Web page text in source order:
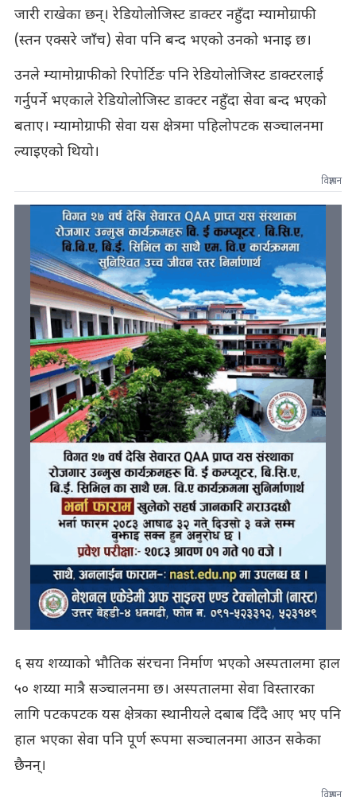
जारी राखेका छन्। रेडियोलोजिस्ट डाक्टर नहुँदा म्यामोग्राफी
(स्तन एक्सरे जाँच) सेवा पनि बन्द भएको उनको भनाइ छ।
उनले म्यामोग्राफीको रिपोर्टिङ पनि रेडियोलोजिस्ट डाक्टरलाई
गर्नुपर्ने भएकाले रेडियोलोजिस्ट डाक्टर नहुँदा सेवा बन्द भएको
बताए। म्यामोग्राफी सेवा यस क्षेत्रमा पहिलोपटक सञ्चालनमा
ल्याइएको थियो।
विज्ञापन
६ सय शय्याको भौतिक संरचना निर्माण भएको अस्पतालमा हाल
५० शय्या मात्रै सञ्चालनमा छ। अस्पतालमा सेवा विस्तारका
लागि पटकपटक यस क्षेत्रका स्थानीयले दबाब दिँदै आए भए पनि
हाल भएका सेवा पनि पूर्ण रूपमा सञ्चालनमा आउन सकेका
छैनन्।